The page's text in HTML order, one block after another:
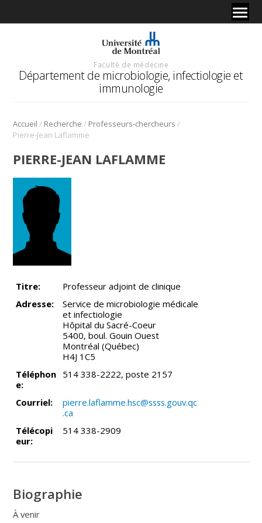
Faculté de médecine
Département de microbiologie, infectiologie et
immunologie
Accueil / Recherche / Professeurs-chercheurs /
Pierre-Jean Laflamme
PIERRE-JEAN LAFLAMME
Titre:
Professeur adjoint de clinique
Adresse:
Service de microbiologie médicale
et infectiologie
Hôpital du Sacré-Coeur
5400, boul. Gouin Ouest
Montréal (Québec)
H4J 1C5
Téléphon
e:
514 338-2222, poste 2157
Courriel:
pierre.laflamme.hsc@ssss.gouv.qc
.ca
Télécopi
eur:
514 338-2909
Biographie
À venir